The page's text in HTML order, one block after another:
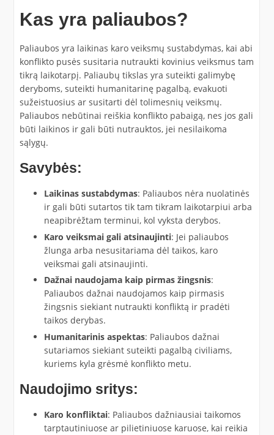
Kas yra paliaubos?
Paliaubos yra laikinas karo veiksmų sustabdymas, kai abi
konflikto pusės susitaria nutraukti kovinius veiksmus tam
tikrą laikotarpį. Paliaubų tikslas yra suteikti galimybę
deryboms, suteikti humanitarinę pagalbą, evakuoti
sužeistuosius ar susitarti dėl tolimesnių veiksmų.
Paliaubos nebūtinai reiškia konflikto pabaigą, nes jos gali
būti laikinos ir gali būti nutrauktos, jei nesilaikoma
sąlygų.
Savybės:
Laikinas sustabdymas: Paliaubos nėra nuolatinės
ir gali būti sutartos tik tam tikram laikotarpiui arba
neapibrėžtam terminui, kol vyksta derybos.
Karo veiksmai gali atsinaujinti: Jei paliaubos
žlunga arba nesusitariama dėl taikos, karo
veiksmai gali atsinaujinti.
Dažnai naudojama kaip pirmas žingsnis:
Paliaubos dažnai naudojamos kaip pirmasis
žingsnis siekiant nutraukti konfliktą ir pradėti
taikos derybas.
Humanitarinis aspektas: Paliaubos dažnai
sutariamos siekiant suteikti pagalbą civiliams,
kuriems kyla grėsmė konflikto metu.
Naudojimo sritys:
Karo konfliktai: Paliaubos dažniausiai taikomos
tarptautiniuose ar pilietiniuose karuose, kai reikia